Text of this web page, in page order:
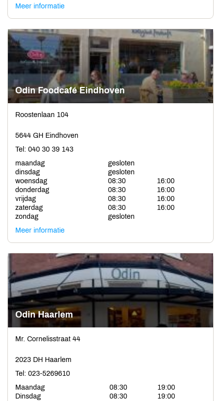
Meer informatie
Odin Foodcafé Eindhoven
Roostenlaan 104
5644 GH Eindhoven
Tel: 040 30 39 143
maandag
gesloten
dinsdag
gesloten
woensdag
08:30
16:00
donderdag
08:30
16:00
vrijdag
08:30
16:00
zaterdag
08:30
16:00
zondag
gesloten
Meer informatie
Odin Haarlem
Mr. Cornelisstraat 44
2023 DH Haarlem
Tel: 023-5269610
Maandag
08:30
19:00
Dinsdag
08:30
19:00